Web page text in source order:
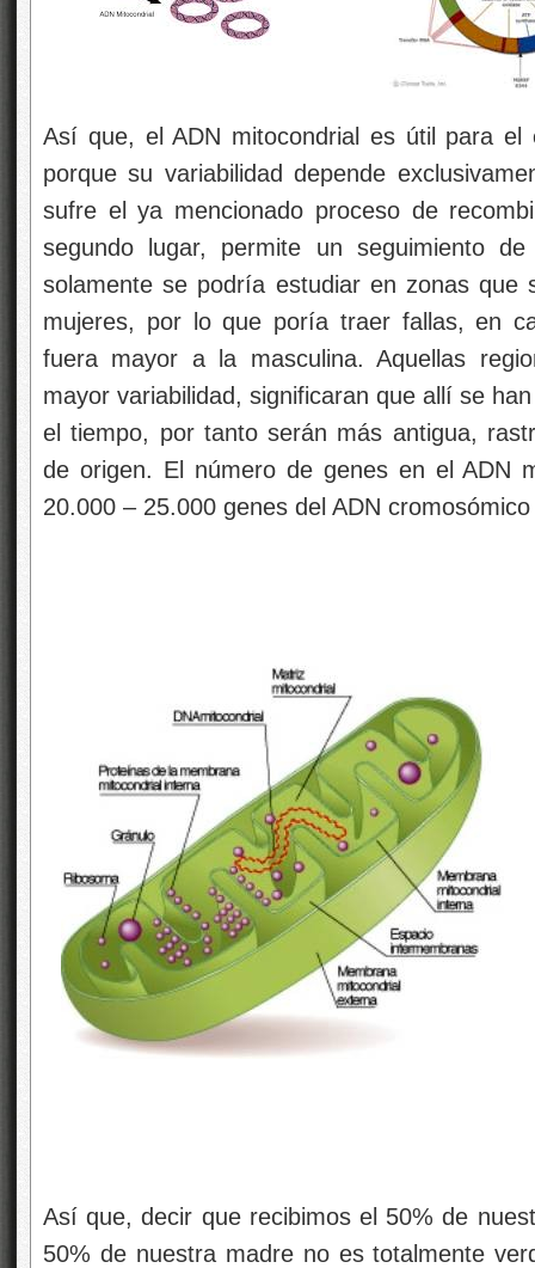
Así que, el ADN mitocondrial es útil para el
porque su variabilidad depende
sufre el ya mencionado proceso de
segundo lugar, permite un seguimiento
solamente se podría estudiar en zonas que
mujeres, por lo que poría traer fallas, en
fuera mayor a la masculina. Aquellas
mayor variabilidad, significaran que allí se
el tiempo, por tanto serán más antigua,
de origen. El número de genes en el ADN
20.000 – 25.000 genes del ADN
Así que, decir que recibimos el 50% de
50% de nuestra madre no es totalmente